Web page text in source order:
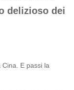
delizioso dei
E passi la